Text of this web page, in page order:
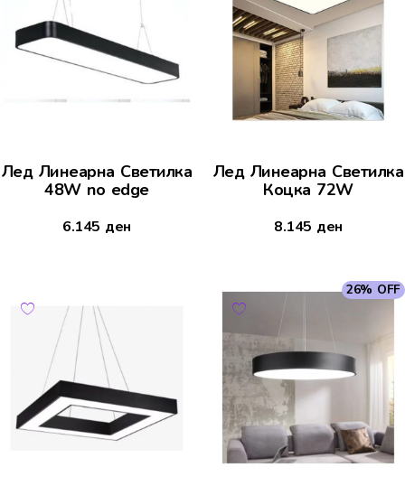
Лед Линеарна Светилка
48W no edge
6.145 ден
Лед Линеарна Светилка
Коцка 72W
8.145 ден
26% OFF